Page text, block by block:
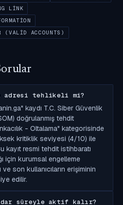
LINK
(VALID ACCOUNTS)
adresi tehlikeli mi?
kaydı T.C. Siber Güvenlik
doğrulanmış tehdit
- Oltalama" kategorisinde
kritiklik seviyesi (4/10) ile
Bu kayıt resmi tehdit istihbaratı
için kurumsal engelleme
ve son kullanıcıların erişiminin
edilir.
süreyle aktif kalır?